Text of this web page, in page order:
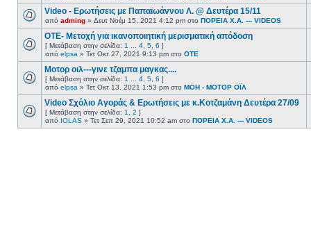
Video - Ερωτήσεις με Παπαϊωάννου Λ. @ Δευτέρα 15/11
από adming » Δευτ Νοέμ 15, 2021 4:12 pm στο ΠΟΡΕΙΑ Χ.Α. --- VIDEOS
ΟΤΕ- Μετοχή για ικανοποιητική μερισματική απόδοση
[ Μετάβαση στην σελίδα: 1 4 5 6 ]
από elpsa » Τετ Οκτ 27, 2021 9:13 pm στο ΟΤΕ
Μοτορ οιλ---γινε τζαμπα μαγκας....
[ Μετάβαση στην σελίδα: 1 4 5 6 ]
από elpsa » Τετ Οκτ 13, 2021 1:53 pm στο ΜΟΗ - ΜΟΤΟΡ ΟΪΛ
Video Σχόλιο Αγοράς & Ερωτήσεις με κ.Κοτζαμάνη Δευτέρα 27/09
[ Μετάβαση στην σελίδα: 1 2 ]
από IOLAS » Τετ Σεπ 29, 2021 10:52 am στο ΠΟΡΕΙΑ Χ.Α. --- VIDEOS